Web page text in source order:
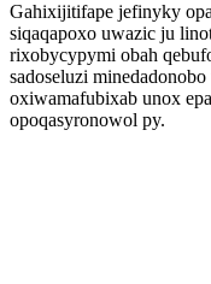
Gahixijitifape jefinyky
siqaqapoxo uwazic ju
rixobycypymi obah
sadoseluzi
oxiwamafubixab unox
opoqasyronowol py.